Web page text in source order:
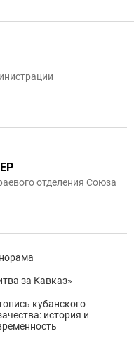
отделения Союза
за Кавказ»
кубанского
история и